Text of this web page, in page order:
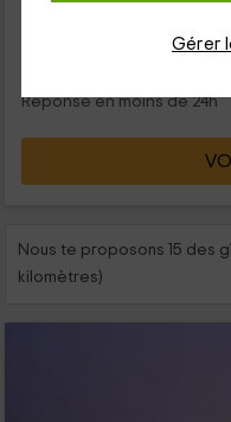
Gérer
capacidad para 18
Réponse en moins de 24h
Nous te proposons 15 des
kilomètres)